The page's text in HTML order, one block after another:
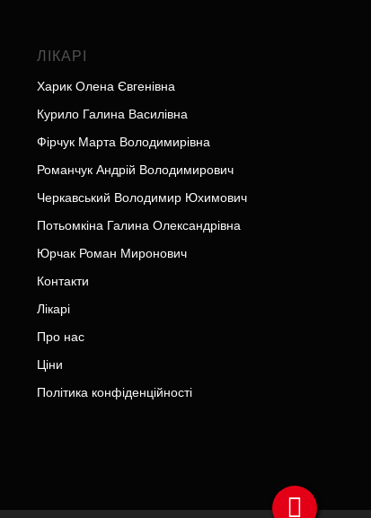
ЛІКАРІ
Харик Олена Євгенівна
Курило Галина Василівна
Фірчук Марта Володимирівна
Романчук Андрій Володимирович
Черкавський Володимир Юхимович
Потьомкіна Галина Олександрівна
Юрчак Роман Миронович
Контакти
Лікарі
Про нас
Ціни
Політика конфіденційності